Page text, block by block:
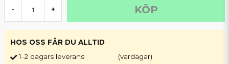
- + KÖP
HOS OSS FÅR DU ALLTID
1-2 dagars leverans
(vardagar)